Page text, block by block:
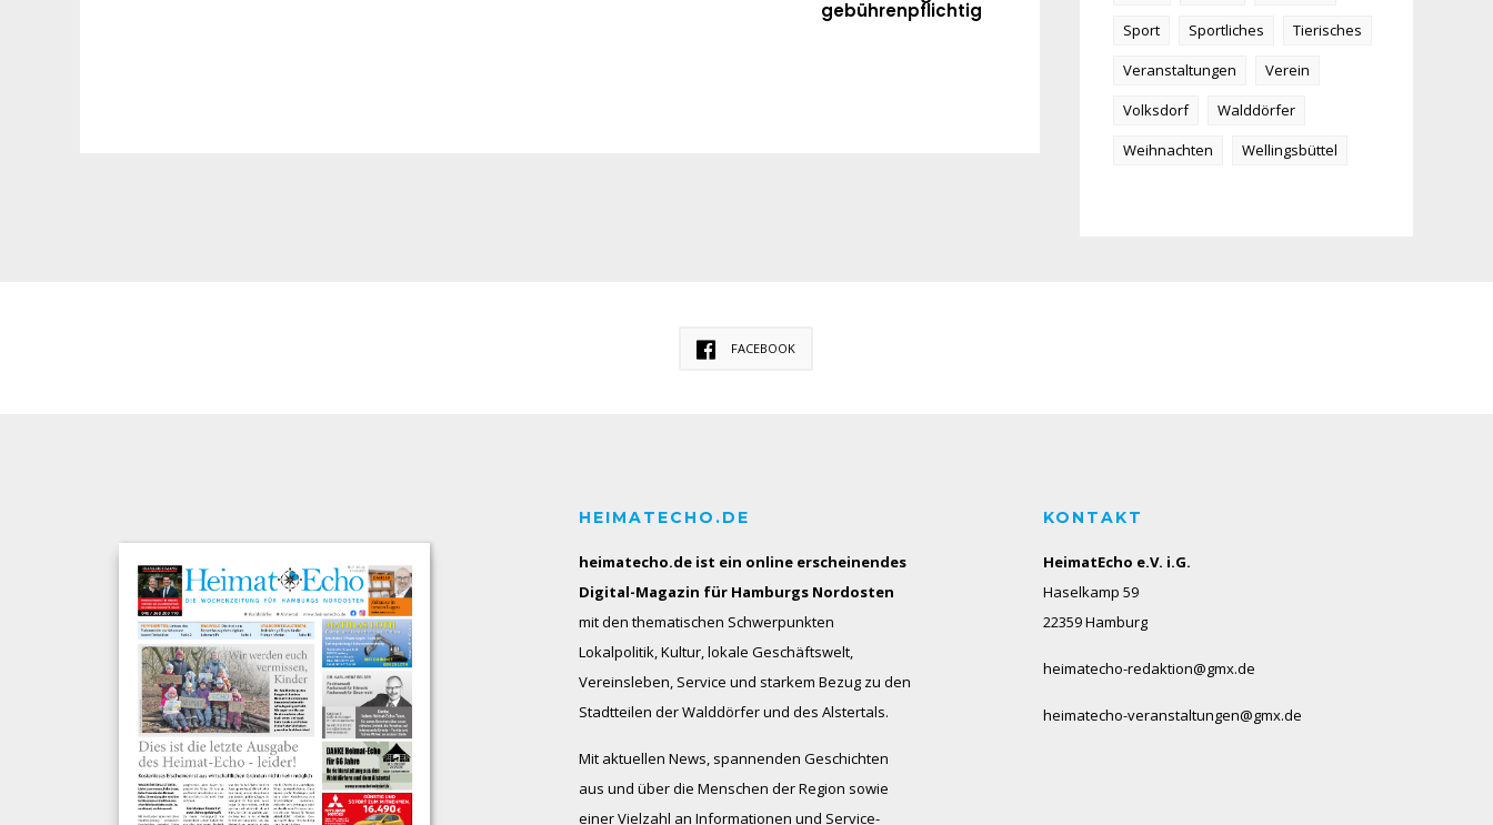
gebührenpflichtig
Sport
Sportliches
Tierisches
Veranstaltungen
Verein
Volksdorf
Walddörfer
Weihnachten
Wellingsbüttel
FACEBOOK
HEIMATECHO.DE
heimatecho.de ist ein online erscheinendes
Digital-Magazin für Hamburgs Nordosten
mit den thematischen Schwerpunkten
Lokalpolitik, Kultur, lokale Geschäftswelt,
Vereinsleben, Service und starkem Bezug zu den
Stadtteilen der Walddörfer und des Alstertals.
Mit aktuellen News, spannenden Geschichten
aus und über die Menschen der Region sowie
einer Vielzahl an Informationen und Service-
KONTAKT
HeimatEcho e.V. i.G.
Haselkamp 59
22359 Hamburg
heimatecho-redaktion@gmx.de
heimatecho-veranstaltungen@gmx.de